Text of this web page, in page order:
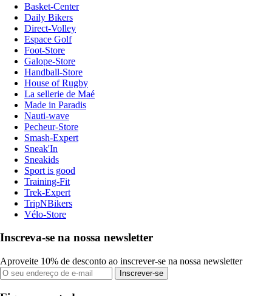
Basket-Center
Daily Bikers
Direct-Volley
Espace Golf
Foot-Store
Galope-Store
Handball-Store
House of Rugby
La sellerie de Maé
Made in Paradis
Nauti-wave
Pecheur-Store
Smash-Expert
Sneak'In
Sneakids
Sport is good
Training-Fit
Trek-Expert
TripNBikers
Vélo-Store
Inscreva-se na nossa newsletter
Aproveite 10% de desconto ao inscrever-se na nossa newsletter
Inscrever-se